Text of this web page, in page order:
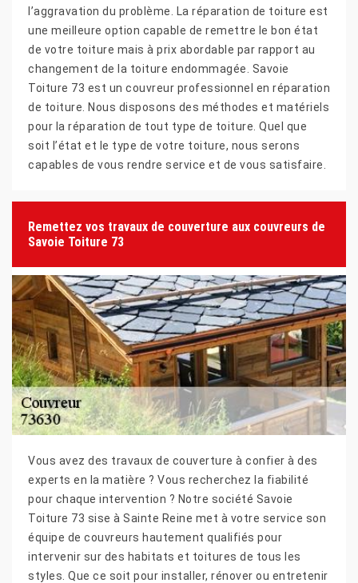
l’aggravation du problème. La réparation de toiture est
une meilleure option capable de remettre le bon état
de votre toiture mais à prix abordable par rapport au
changement de la toiture endommagée. Savoie
Toiture 73 est un couvreur professionnel en réparation
de toiture. Nous disposons des méthodes et matériels
pour la réparation de tout type de toiture. Quel que
soit l’état et le type de votre toiture, nous serons
capables de vous rendre service et de vous satisfaire.
Remettez vos travaux de couverture aux couvreurs de
Savoie Toiture 73
Vous avez des travaux de couverture à confier à des
experts en la matière ? Vous recherchez la fiabilité
pour chaque intervention ? Notre société Savoie
Toiture 73 sise à Sainte Reine met à votre service son
équipe de couvreurs hautement qualifiés pour
intervenir sur des habitats et toitures de tous les
styles. Que ce soit pour installer, rénover ou entretenir